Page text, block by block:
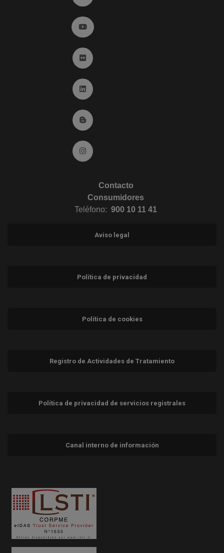
Ir a YouTube (abre en ventana nueva)
Ir a Flickr (abre en ventana nueva)
Ir a Linkedin (abre en ventana nueva)
Ir al Blog (abre en ventana nueva)
Ir a Instagram (abre en ventana nueva)
Contacto
Consumidores
Teléfono: 900 10 11 41
Aviso legal
Política de privacidad
Política de cookies
Registro de Actividades de Tratamiento
Política de privacidad de servicios registrales
Canal interno de información